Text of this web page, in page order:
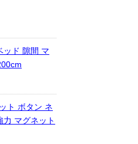
ッド 隙間 マ
ト ボタン ネ
マグネット